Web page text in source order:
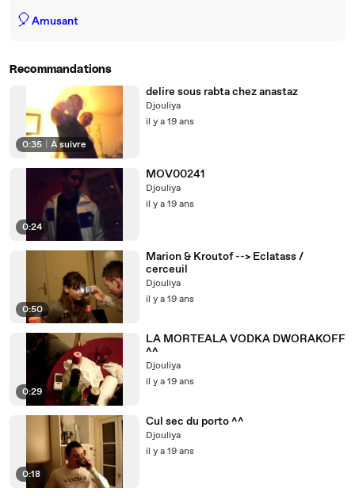
🎈Amusant
Recommandations
0:35 À suivre
delire sous rabta chez anastaz
Djouliya
il y a 19 ans
0:24
MOV00241
Djouliya
il y a 19 ans
0:50
Marion & Kroutof --> Eclatass /
cerceuil
Djouliya
il y a 19 ans
0:29
LA MORTEALA VODKA DWORAKOFF
^^
Djouliya
il y a 19 ans
0:18
Cul sec du porto ^^
Djouliya
il y a 19 ans